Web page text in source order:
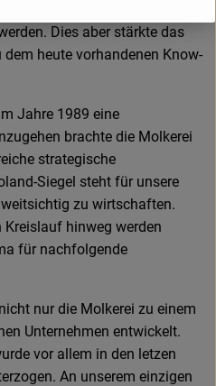
Dies aber stärkte das
heute vorhandenen Know-
Jahre 1989 eine
brachte die Molkerei
strategische
Siegel steht für unsere
zu wirtschaften.
Kreislauf hinweg werden
für nachfolgende
nur die Molkerei zu einem
Unternehmen entwickelt.
vor allem in den letzen
An unserem einzigen